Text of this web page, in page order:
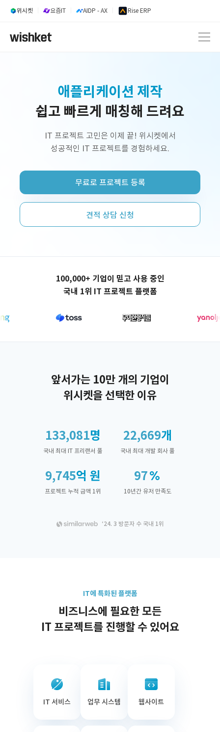
위시켓 요즘IT AIDP - AX Rise ERP
내부업무시스템 개발
웹 서비스 개발
AI 서비스 개발
정부지원사업 외주 개발
프리랜서 개발자 구인
플랫폼 제작
쇼핑몰 구축
쉽고 빠르게 매칭해 드려요
IT 프로젝트 고민은 이제 끝! 위시켓에서
성공적인 IT 프로젝트를 경험하세요.
무료로 프로젝트 등록
견적 상담 신청
100,000+ 기업이 믿고 사용 중인
국내 1위 IT 프로젝트 플랫폼
앞서가는 10만 개의 기업이
위시켓을 선택한 이유
133,081명
국내 최대 IT 프리랜서 풀
22,669개
국내 최대 개발 회사 풀
9,745억 원
프로젝트 누적 금액 1위
97
10년간 유저 만족도
‘24. 3 방문자 수 국내 1위
IT에 특화된 플랫폼
비즈니스에 필요한 모든
IT 프로젝트를 진행할 수 있어요
IT 서비스 업무 시스템 웹사이트